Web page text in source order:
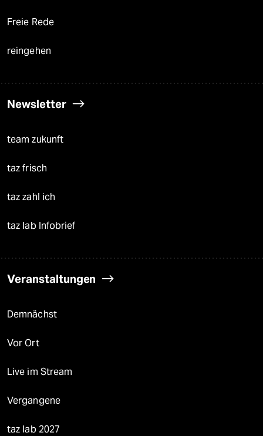
Freie Rede
reingehen
Newsletter
team zukunft
taz frisch
taz zahl ich
taz lab Infobrief
Veranstaltungen
Demnächst
Vor Ort
Live im Stream
Vergangene
taz lab 2027